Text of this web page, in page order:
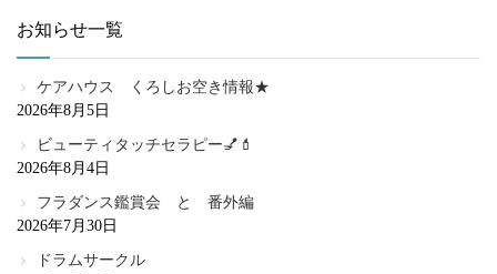
お知らせ一覧
ケアハウス くろしお空き情報★
2026年8月5日
ビューティタッチセラピー💅💄
2026年8月4日
フラダンス鑑賞会 と 番外編
2026年7月30日
ドラムサークル